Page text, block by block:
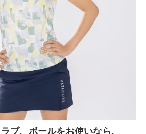
ブ、ボールをお使いなら、